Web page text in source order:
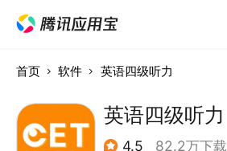
首页 软件 英语四级听力
英语四级听力
4.5 82.2万下载